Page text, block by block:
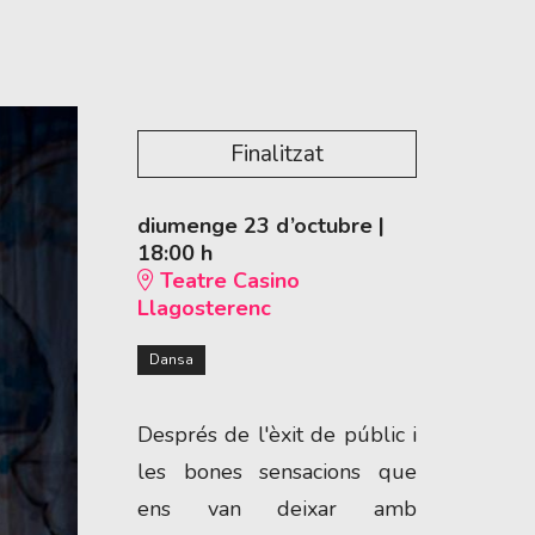
Finalitzat
diumenge 23 d’octubre |
18:00 h
Teatre Casino
Llagosterenc
Dansa
Després de l'èxit de públic i
les bones sensacions que
ens van deixar amb